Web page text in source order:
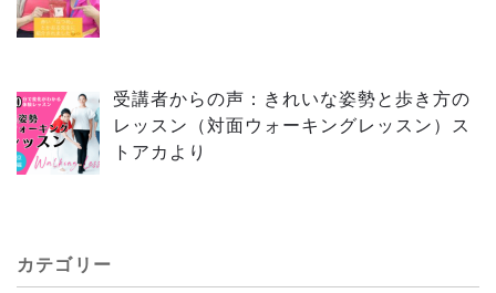
受講者からの声：きれいな姿勢と歩き方の
レッスン（対面ウォーキングレッスン）ス
トアカより
カテゴリー